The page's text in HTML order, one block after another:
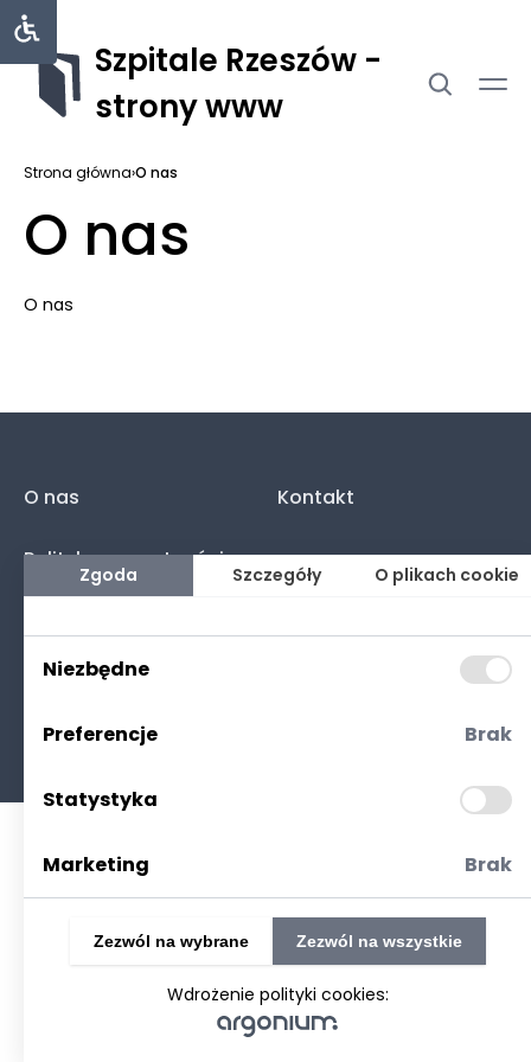
Szpitale Rzeszów -
strony www
Strona główna›O nas
O nas
O nas
O nas Kontakt
Polityka prywatności
(RODO. Cookies)
©2025 Realizacja
Zgoda Szczegóły O plikach cookie
Niezbędne
Preferencje Brak
Statystyka
Marketing Brak
Wdrożenie polityki cookies:
Zezwól na wybrane Zezwól na wszystkie